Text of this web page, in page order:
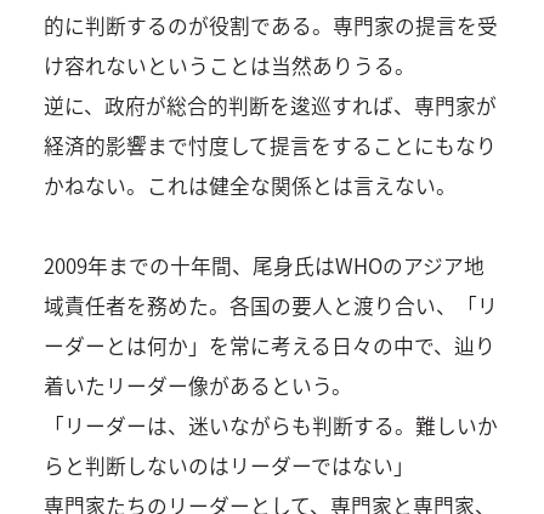
的に判断するのが役割である。専門家の提言を受
け容れないということは当然ありうる。
逆に、政府が総合的判断を逡巡すれば、専門家が
経済的影響まで忖度して提言をすることにもなり
かねない。これは健全な関係とは言えない。
2009年までの十年間、尾身氏はWHOのアジア地
域責任者を務めた。各国の要人と渡り合い、「リ
ーダーとは何か」を常に考える日々の中で、辿り
着いたリーダー像があるという。
「リーダーは、迷いながらも判断する。難しいか
らと判断しないのはリーダーではない」
専門家たちのリーダーとして、専門家と専門家、